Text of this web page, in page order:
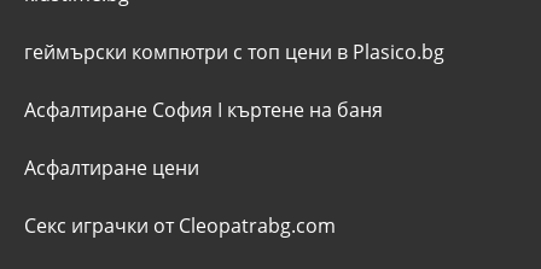
геймърски компютри с топ цени в Plasico.bg
Асфалтиране София I къртене на баня
Асфалтиране цени
Секс играчки от Cleopatrabg.com